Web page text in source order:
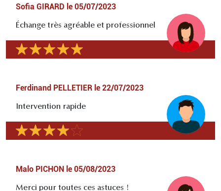
Sofia GIRARD le 05/07/2023
Échange très agréable et professionnel
Ferdinand PELLETIER le 22/07/2023
Intervention rapide
Malo PICHON le 05/08/2023
Merci pour toutes ces astuces !